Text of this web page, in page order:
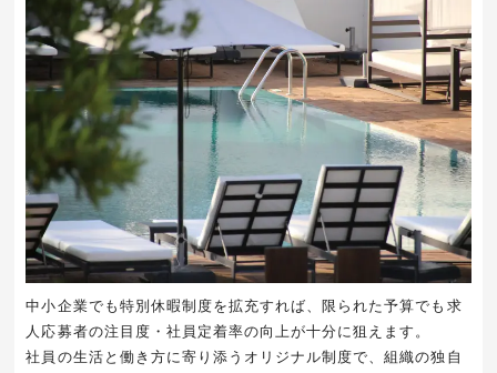
中小企業でも特別休暇制度を拡充すれば、限られた予算でも求
人応募者の注目度・社員定着率の向上が十分に狙えます。
社員の生活と働き方に寄り添うオリジナル制度で、組織の独自